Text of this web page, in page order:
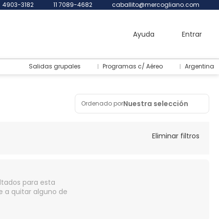
4903-3182 11 7089-4682 caballito@mercogliano.com
Ayuda Entrar
Salidas grupales Programas c/ Aéreo Argentina
Ordenado porNuestra selección
Eliminar filtros
para esta
a quitar alguno de